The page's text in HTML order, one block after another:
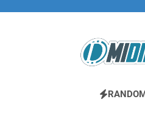
Fintech,